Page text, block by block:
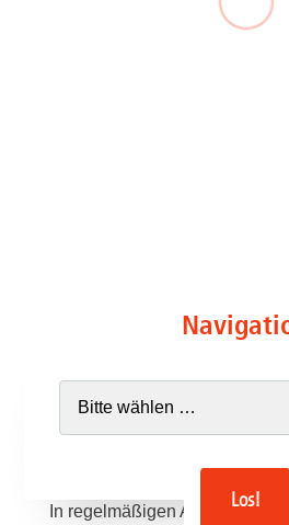
Los!
In regelmäßigen Abständen